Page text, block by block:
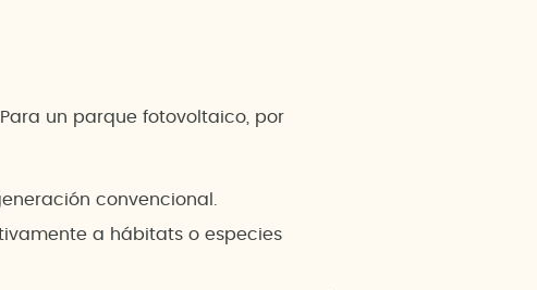
un parque fotovoltaico, por
convencional.
a hábitats o especies